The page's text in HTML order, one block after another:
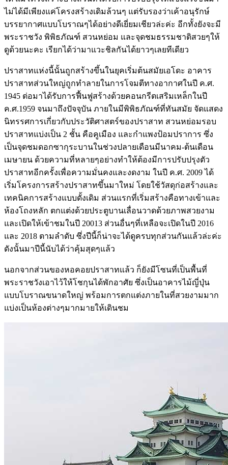
ไม่ได้มีเพียงแค่โครงสร้างเดิมล้วนๆ แต่รับรองว่าเค้าอนุรักษ์
บรรยากาศแบบโบราณๆได้อย่างดีเยี่ยมเชียวล่ะค่ะ อีกทั้งยังจะมี
พระราชวัง พิพิธภัณฑ์ สวนหย่อม และจุดชมธรรมชาติสวยๆให้
ดูด้วยนะคะ เรียกได้ว่ามาแวะชิลกันได้ยาวๆเลยทีเดียว
ปราสาทแห่งนี้นั้นถูกสร้างขึ้นในยุคเริ่มต้นสมัยเอโดะ อาคาร
ปราสาทส่วนใหญ่ถูกทำลายในการโจมตีทางอากาศในปี ค.ศ.
1945 ต่อมาได้รับการฟื้นฟูสร้างด้วยคอนกรีตเสริมเหล็กในปี
ค.ศ.1959 จนมาถึงปัจจุบัน ภายในมีพิพิธภัณฑ์ที่ทันสมัย จัดแสดง
นิทรรศการเกี่ยวกับประวัติศาสตร์ของปราสาท สวนหย่อมรอบ
ปราสาทแบ่งเป็น 2 ชั้น คือคูเมือง และกำแพงป้อมปราการ ซึ่ง
เป็นจุดชมดอกซากุระบานในช่วงปลายเดือนมีนาคม-ต้นเดือน
เมษายน ด้วยความที่หลายๆอย่างทำให้ต้องมีการปรับปรุงตัว
ปราสาทอีกครั้งเพื่อความมั่นคงและงดงาม ในปี ค.ศ. 2009 ได้
เริ่มโครงการสร้างปราสาทขึ้นมาใหม่ โดยใช้วัสดุก่อสร้างและ
เทคนิคการสร้างแบบดั้งเดิม ส่วนแรกที่เริ่มสร้างคือทางเข้าและ
ห้องโถงหลัก ตกแต่งด้วยประตูบานเลื่อนวาดด้วยภาพสวยงาม
และเปิดให้เข้าชมในปี 20013 ส่วนอื่นๆที่เหลือจะเปิดในปี 2016
และ 2018 ตามลำดับ ซึ่งปีนี้ก็น่าจะได้ดูครบทุกส่วนกันแล้วล่ะค่ะ
ดังนั้นมาปีนี้นับได้ว่าคุ้มสุดๆแล้ว
นอกจากส่วนของหอคอยปราสาทแล้ว ก็ยังมีโซนที่เป็นพื้นที่
พระราชวังเอาไว้ให้โชกุนได้พักอาศัย ซึ่งเป็นอาคารไม้ญี่ปุ่น
แบบโบราณขนาดใหญ่ พร้อมการตกแต่งภายในที่สวยงามมาก
แบ่งเป็นห้องต่างๆมากมายให้เดินชม